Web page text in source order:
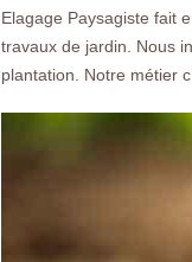
Elagage Paysagiste fait
travaux de jardin. Nous
plantation. Notre métier